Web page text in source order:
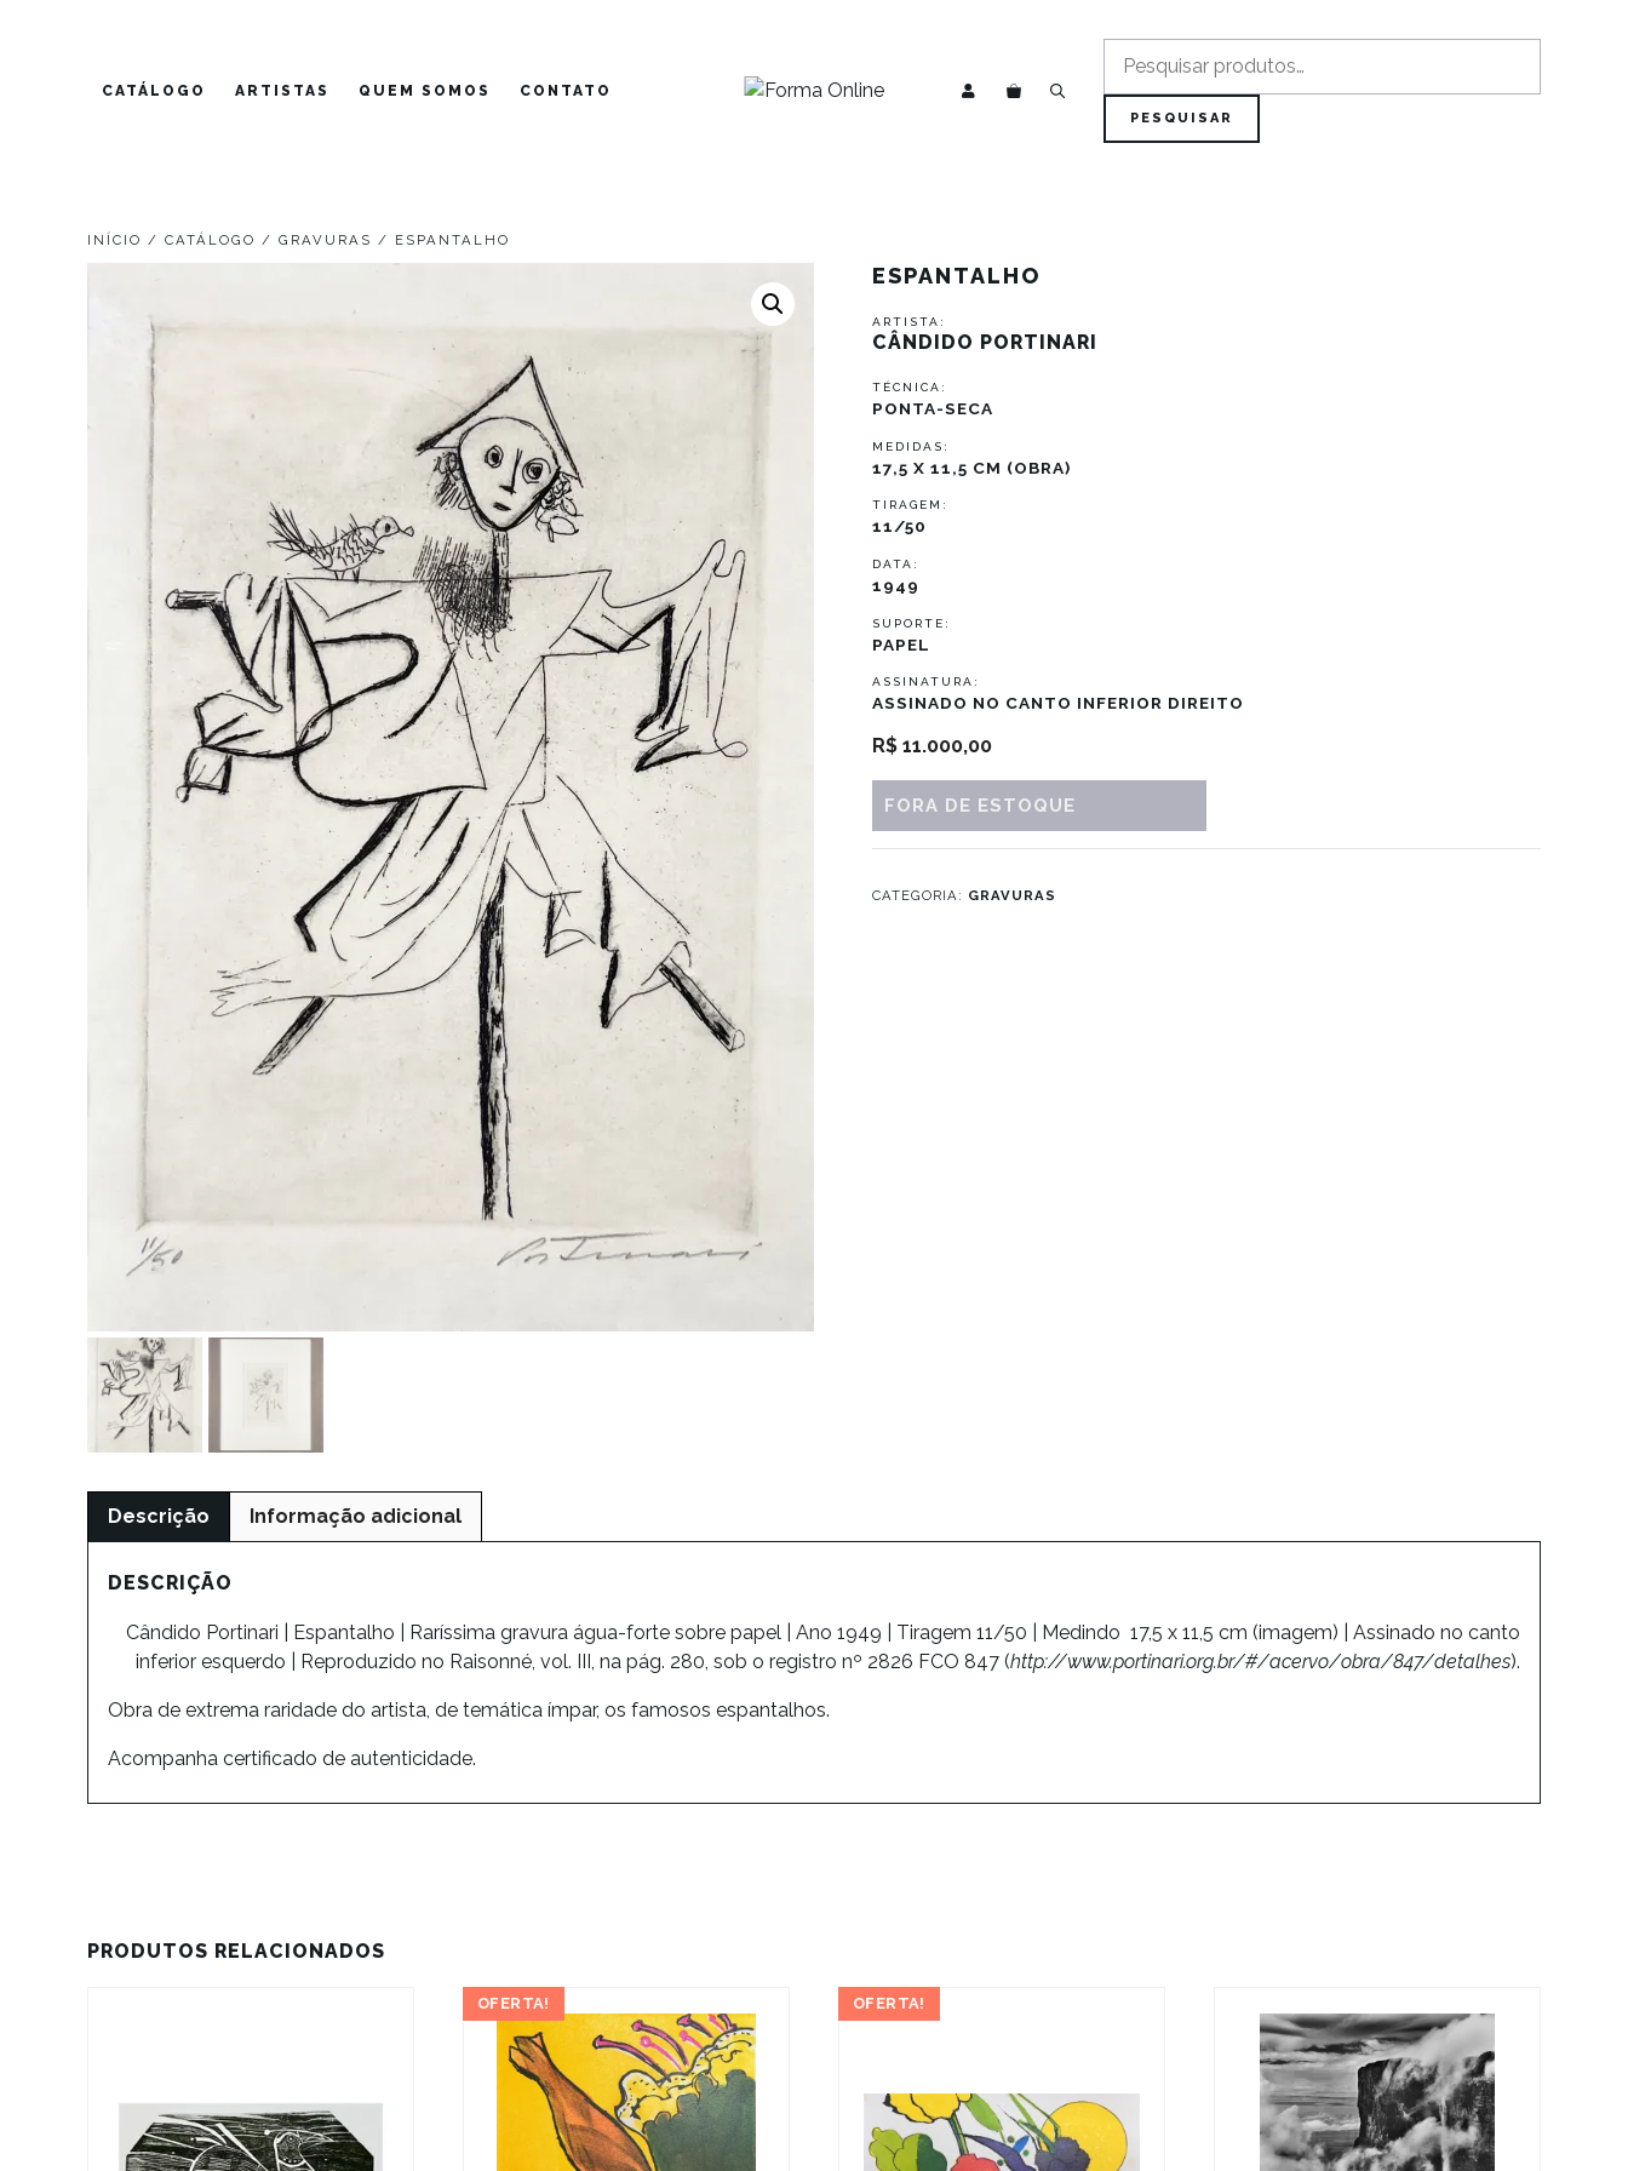
CATÁLOGO ARTISTAS QUEM SOMOS CONTATO
por:
PESQUISAR
INÍCIO / CATÁLOGO / GRAVURAS / ESPANTALHO
ESPANTALHO
ARTISTA:
CÂNDIDO PORTINARI
TÉCNICA:
PONTA-SECA
MEDIDAS:
17,5 X 11,5 CM (OBRA)
TIRAGEM:
11/50
DATA:
1949
SUPORTE:
PAPEL
ASSINATURA:
ASSINADO NO CANTO INFERIOR DIREITO
R$ 11.000,00
FORA DE ESTOQUE
CATEGORIA: GRAVURAS
Descrição Informação adicional
DESCRIÇÃO
Cândido Portinari | Espantalho | Raríssima gravura água-forte sobre papel | Ano 1949 | Tiragem 11/50 | Medindo 17,5 x 11,5 cm (imagem) | Assinado no canto
inferior esquerdo | Reproduzido no Raisonné, vol. III, na pág. 280, sob o registro nº 2826 FCO 847 (http://www.portinari.org.br/#/acervo/obra/847/detalhes).
Obra de extrema raridade do artista, de temática ímpar, os famosos espantalhos.
Acompanha certificado de autenticidade.
PRODUTOS RELACIONADOS
OFERTA! OFERTA!